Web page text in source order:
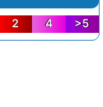
2 4 >5